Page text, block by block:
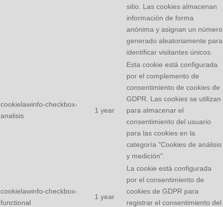
sitio. Las cookies almacenan
información de forma
anónima y asignan un número
generado aleatoriamente para
identificar visitantes únicos.
cookielawinfo-checkbox-
analisis
1 year
Esta cookie está configurada
por el complemento de
consentimiento de cookies de
GDPR. Las cookies se utilizan
para almacenar el
consentimiento del usuario
para las cookies en la
categoría "Cookies de análisis
y medición".
cookielawinfo-checkbox-
functional
1 year
La cookie está configurada
por el consentimiento de
cookies de GDPR para
registrar el consentimiento del